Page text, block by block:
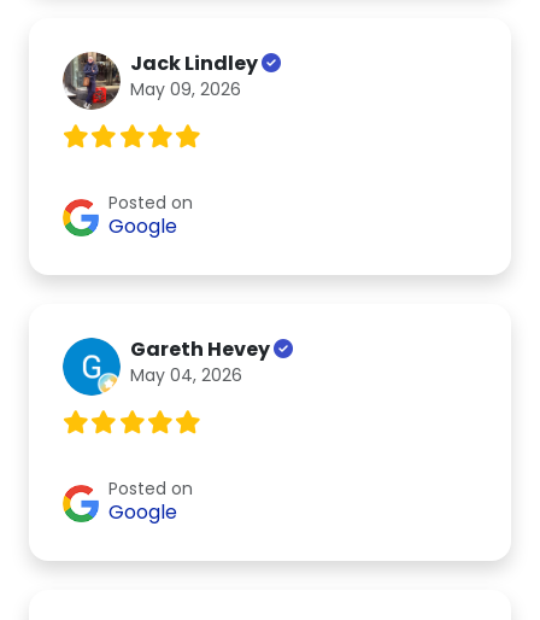
Jack Lindley
May 09, 2026
Posted on
Google
Gareth Hevey
May 04, 2026
Posted on
Google